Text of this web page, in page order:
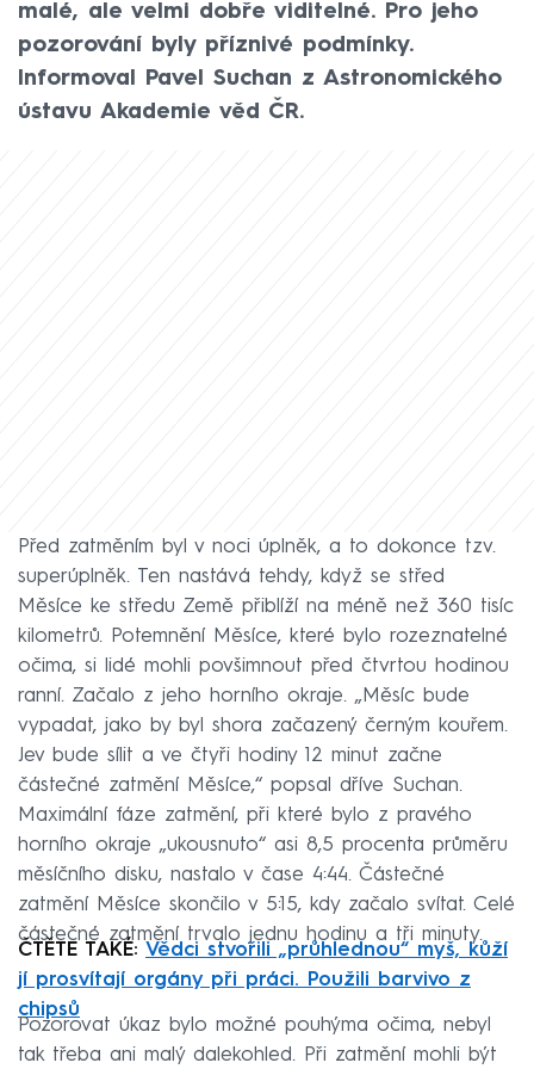
malé, ale velmi dobře viditelné. Pro jeho
pozorování byly příznivé podmínky.
Informoval Pavel Suchan z Astronomického
ústavu Akademie věd ČR.
Před zatměním byl v noci úplněk, a to dokonce tzv.
superúplněk. Ten nastává tehdy, když se střed
Měsíce ke středu Země přiblíží na méně než 360 tisíc
kilometrů. Potemnění Měsíce, které bylo rozeznatelné
očima, si lidé mohli povšimnout před čtvrtou hodinou
ranní. Začalo z jeho horního okraje. „Měsíc bude
vypadat, jako by byl shora začazený černým kouřem.
Jev bude sílit a ve čtyři hodiny 12 minut začne
částečné zatmění Měsíce,“ popsal dříve Suchan.
Maximální fáze zatmění, při které bylo z pravého
horního okraje „ukousnuto“ asi 8,5 procenta průměru
měsíčního disku, nastalo v čase 4:44. Částečné
zatmění Měsíce skončilo v 5:15, kdy začalo svítat. Celé
částečné zatmění trvalo jednu hodinu a tři minuty.
ČTĚTE TAKÉ: Vědci stvořili „průhlednou“ myš, kůží
jí prosvítají orgány při práci. Použili barvivo z
chipsů
Pozorovat úkaz bylo možné pouhýma očima, nebyl
tak třeba ani malý dalekohled. Při zatmění mohli být